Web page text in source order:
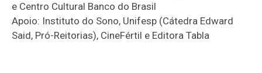
e Centro Cultural Banco do Brasil
Apoio: Instituto do Sono, Unifesp (Cátedra Edward
Said, Pró-Reitorias), CineFértil e Editora Tabla